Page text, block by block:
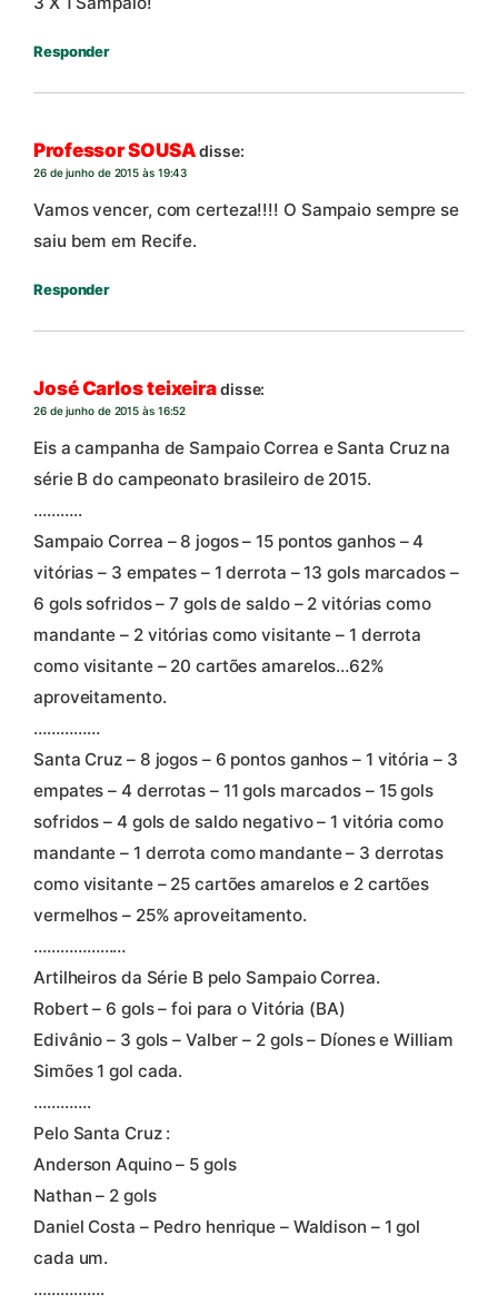
Responder
Professor SOUSA disse:
26 de junho de 2015 às 19:43
Vamos vencer, com certeza!!!! O Sampaio sempre se
saiu bem em Recife.
Responder
José Carlos teixeiradisse:
26 de junho de 2015 às 16:52
Eis a campanha de Sampaio Correa e Santa Cruz na
série B do campeonato brasileiro de 2015.
………..
Sampaio Correa – 8 jogos – 15 pontos ganhos – 4
vitórias – 3 empates – 1 derrota – 13 gols marcados –
6 gols sofridos – 7 gols de saldo – 2 vitórias como
mandante – 2 vitórias como visitante – 1 derrota
como visitante – 20 cartões amarelos…62%
aproveitamento.
……………
Santa Cruz – 8 jogos – 6 pontos ganhos – 1 vitória – 3
empates – 4 derrotas – 11 gols marcados – 15 gols
sofridos – 4 gols de saldo negativo – 1 vitória como
mandante – 1 derrota como mandante – 3 derrotas
como visitante – 25 cartões amarelos e 2 cartões
vermelhos – 25% aproveitamento.
…………………
Artilheiros da Série B pelo Sampaio Correa.
Robert – 6 gols – foi para o Vitória (BA)
Edivânio – 3 gols – Valber – 2 gols – Díones e William
Simões 1 gol cada.
………….
Pelo Santa Cruz :
Anderson Aquino – 5 gols
Nathan – 2 gols
Daniel Costa – Pedro henrique – Waldison – 1 gol
cada um.
…………….